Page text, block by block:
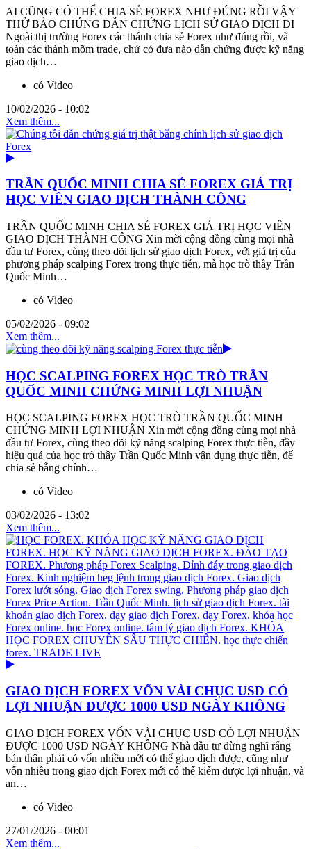
AI CŨNG CÓ THỂ CHIA SẺ FOREX NHƯ ĐÚNG RỒI VẬY
THỬ BẢO CHÚNG DẪN CHỨNG LỊCH SỬ GIAO DỊCH ĐI
Ngoài thị trường Forex các thánh chia sẻ Forex như đúng rồi, và
toàn các thành mõm trade, chứ có đưa nào dẫn chứng được kỹ năng
giao dịch…
có Video
10/02/2026 - 10:02
Xem thêm...
TRẦN QUỐC MINH CHIA SẺ FOREX GIÁ TRỊ
HỌC VIÊN GIAO DỊCH THÀNH CÔNG
TRẦN QUỐC MINH CHIA SẺ FOREX GIÁ TRỊ HỌC VIÊN
GIAO DỊCH THÀNH CÔNG Xin mời cộng đồng cùng mọi nhà
đầu tư Forex, cùng theo dõi lịch sử giao dịch Forex, với giá trị của
phương pháp scalping Forex trong thực tiễn, mà học trò thầy Trần
Quốc Minh…
có Video
05/02/2026 - 09:02
Xem thêm...
HỌC SCALPING FOREX HỌC TRÒ TRẦN
QUỐC MINH CHỨNG MINH LỢI NHUẬN
HỌC SCALPING FOREX HỌC TRÒ TRẦN QUỐC MINH
CHỨNG MINH LỢI NHUẬN Xin mời cộng đồng cùng mọi nhà
đầu tư Forex, cùng theo dõi kỹ năng scalping Forex thực tiễn, đầy
hiệu quả của học trò thầy Trần Quốc Minh vận dụng thực tiễn, để
chia sẻ bằng chính…
có Video
03/02/2026 - 13:02
Xem thêm...
GIAO DỊCH FOREX VỐN VÀI CHỤC USD CÓ
LỢI NHUẬN ĐƯỢC 1000 USD NGÀY KHÔNG
GIAO DỊCH FOREX VỐN VÀI CHỤC USD CÓ LỢI NHUẬN
ĐƯỢC 1000 USD NGÀY KHÔNG Nhà đầu tư đừng nghĩ rằng
bản thân phải có vốn nhiều mới có thể giao dịch được, cũng như
vốn nhiều trong giao dịch Forex mới có thể kiếm được lợi nhuận, và
an…
có Video
27/01/2026 - 00:01
Xem thêm...